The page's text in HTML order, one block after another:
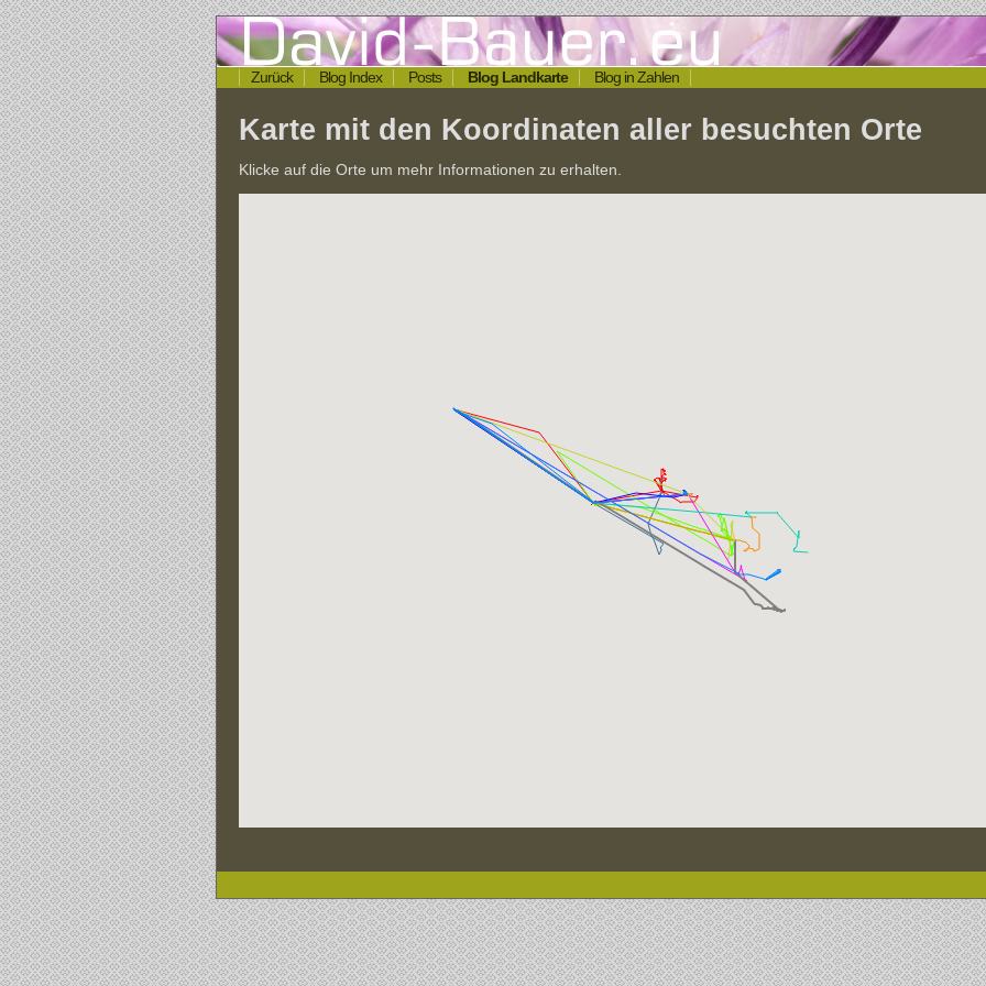
Zurück Blog Index Posts Blog Landkarte Blog in Zahlen
Karte mit den Koordinaten aller besuchten Orte
Klicke auf die Orte um mehr Informationen zu erhalten.